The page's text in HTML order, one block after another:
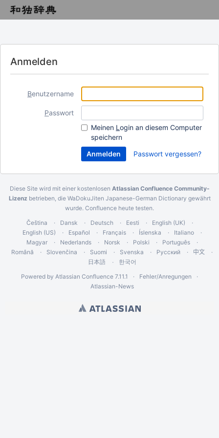
Anmelden
Benutzername
Passwort
Meinen L ogin an diesem Computer
speichern
Passwort vergessen?
Diese Site wird mit einer kostenlosen Atlassian Confluence Community-
Lizenz betrieben, die WaDokuJiten Japanese-German Dictionary gewährt
wurde. Confluence heute testen.
Čeština
Dansk Deutsch Eesti
English (UK)
English (US)
Español Français Íslenska
Italiano
Magyar
Nederlands Norsk Polski
Português
Română
Slovenčina Suomi Svenska Русский 中文
日本語
한국어
Powered by Atlassian Confluence 7.11.1
Fehler/Anregungen
Atlassian-News